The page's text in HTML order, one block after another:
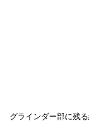
グラインダー部に残